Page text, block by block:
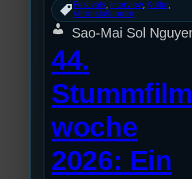
Festivals Interview, Kultur
Veranstaltungen
Sao-Mai Sol
44.
Stummfilm
woche
2026: Ein